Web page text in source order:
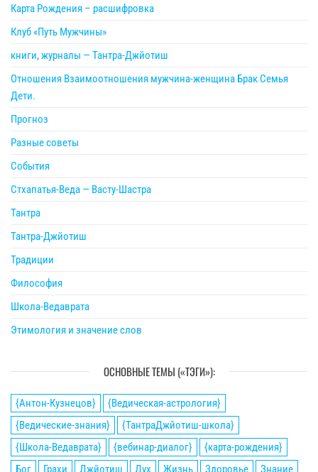
Карта Рождения – расшифровка
Клуб «Путь Мужчины»
книги, журналы — Тантра-Джйотиш
Отношения Взаимоотношения мужчина-женщина Брак Семья
Дети.
Прогноз
Разные советы
События
Стхапатья-Веда — Васту-Шастра
Тантра
Тантра-Джйотиш
Традиции
Философия
Школа-Ведаврата
Этимология и значение слов
ОСНОВНЫЕ ТЕМЫ («ТЭГИ»):
{Антон-Кузнецов}
{Ведическая-астрология}
{Ведические-знания}
{ТантраДжйотиш-школа}
{Школа-Ведаврата}
{вебинар-диалог}
{карта-рождения}
Бог
Грахи Джйотиш Дух Жизнь Здоровье Знание